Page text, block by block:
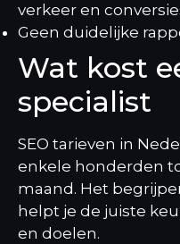
verkeer en
Geen duidelijke
Wat kost
specialist
SEO tarieven in
enkele honderden
maand. Het
helpt je de juiste
en doelen.